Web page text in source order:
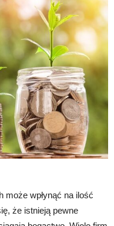
może wpłynąć na ilość
że istnieją pewne